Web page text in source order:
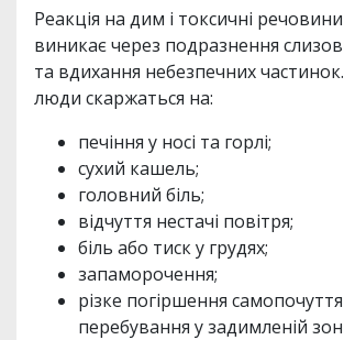
Реакція на дим і токсичні
виникає через подразнення
та вдихання небезпечних
люди скаржаться на:
печіння у носі та горлі;
сухий кашель;
головний біль;
відчуття нестачі повітря;
біль або тиск у грудях;
запаморочення;
різке погіршення самопочуття
перебування у задимленій